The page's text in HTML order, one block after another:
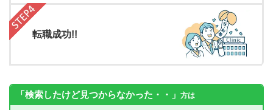
転職成功!!
「検索したけど見つからなかった・・」 方は